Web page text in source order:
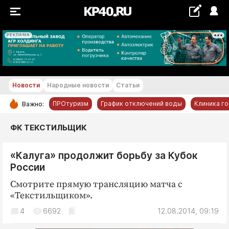
РЕКЛАМА
+25...+26 °С
РУБРИКИ
Новости компаний
Народные новости
Новости Народные новости Статьи
Важно: ПРОтуризм График отключений воды Клиника
ФК ТЕКСТИЛЬЩИК
«Калуга» продолжит борьбу за Кубок
России
Смотрите прямую трансляцию матча с
«Текстильщиком».
12.08.2014, 09:19
4 6692